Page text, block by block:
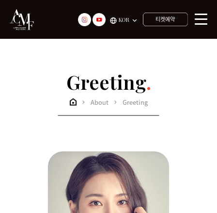
KOR 티켓예약
Greeting.
About Greeting